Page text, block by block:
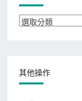
分
其他操作